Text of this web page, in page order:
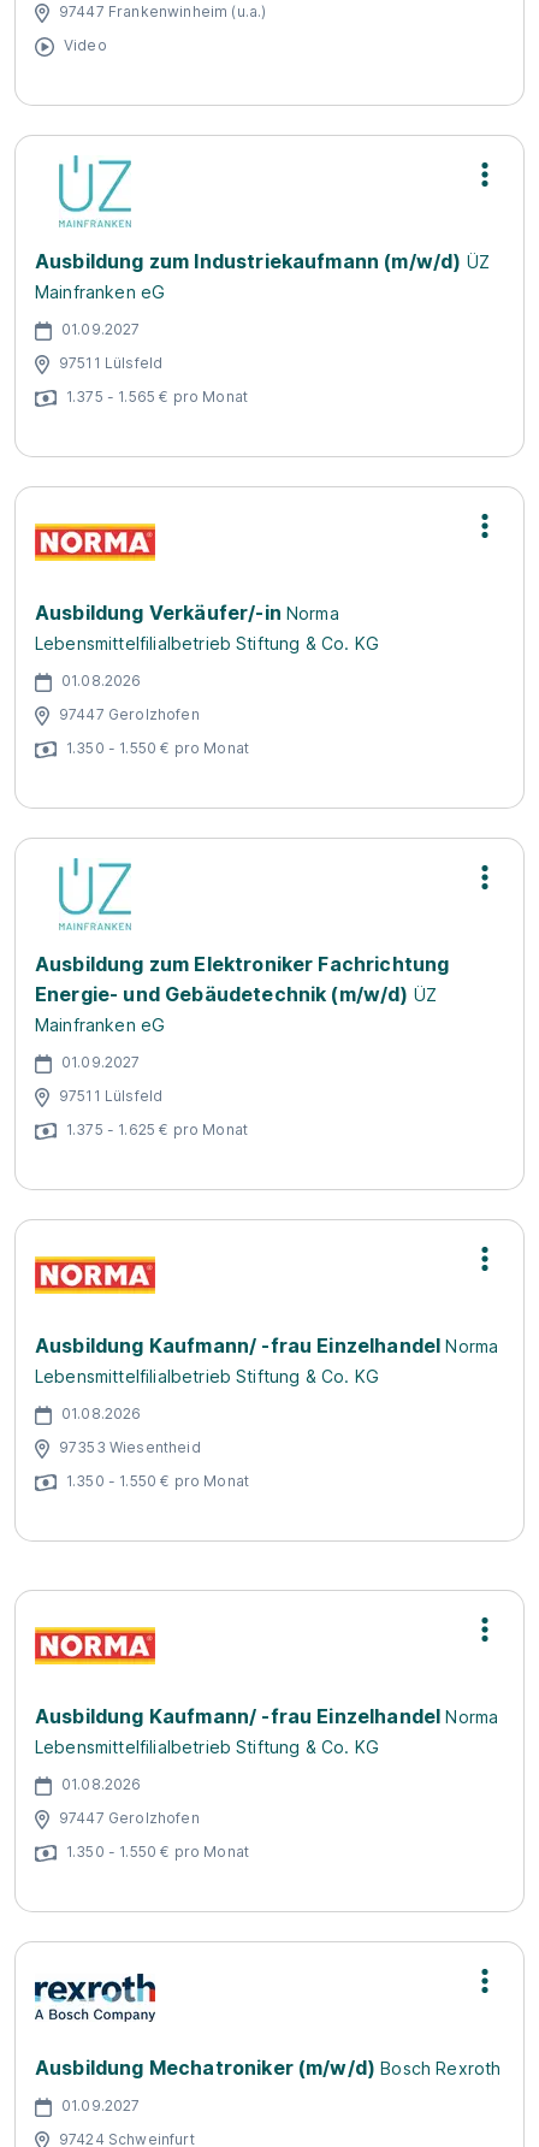
97447 Frankenwinheim (u.a.)
Video
Ausbildung zum Industriekaufmann (m/w/d) ÜZ
Mainfranken eG
01.09.2027
97511 Lülsfeld
1.375 - 1.565 € pro Monat
Ausbildung Verkäufer/-in Norma
Lebensmittelfilialbetrieb Stiftung & Co. KG
01.08.2026
97447 Gerolzhofen
1.350 - 1.550 € pro Monat
Ausbildung zum Elektroniker Fachrichtung
Energie- und Gebäudetechnik (m/w/d) ÜZ
Mainfranken eG
01.09.2027
97511 Lülsfeld
1.375 - 1.625 € pro Monat
Ausbildung Kaufmann/ -frau Einzelhandel Norma
Lebensmittelfilialbetrieb Stiftung & Co. KG
01.08.2026
97353 Wiesentheid
1.350 - 1.550 € pro Monat
Ausbildung Kaufmann/ -frau Einzelhandel Norma
Lebensmittelfilialbetrieb Stiftung & Co. KG
01.08.2026
97447 Gerolzhofen
1.350 - 1.550 € pro Monat
Ausbildung Mechatroniker (m/w/d) Bosch Rexroth
01.09.2027
97424 Schweinfurt